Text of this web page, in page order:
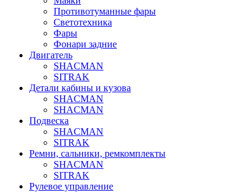
Противотуманные фары
Светотехника
Фары
Фонари задние
Двигатель
SHACMAN
SITRAK
Детали кабины и кузова
SHACMAN
SHACMAN
Подвеска
SHACMAN
SITRAK
Ремни, сальники, ремкомплекты
SHACMAN
SITRAK
Рулевое управление